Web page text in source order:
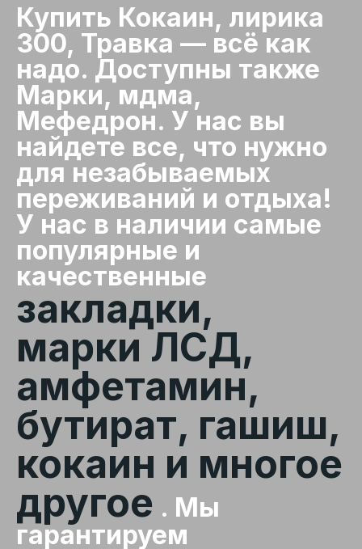
Купить Кокаин, лирика
300, Травка — всё как
надо. Доступны также
Марки, мдма,
Мефедрон. У нас вы
найдете все, что нужно
для незабываемых
переживаний и отдыха!
У нас в наличии самые
популярные и
качественные
закладки,
марки ЛСД,
амфетамин,
бутират, гашиш,
кокаин и многое
другое . Мы
гарантируем